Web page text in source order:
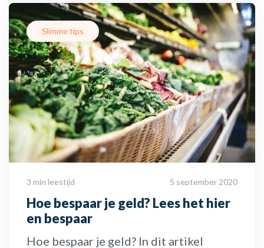
Slimme tips
3 min leestijd 5 september 2020
Hoe bespaar je geld? Lees het hier
en bespaar
Hoe bespaar je geld? In dit artikel